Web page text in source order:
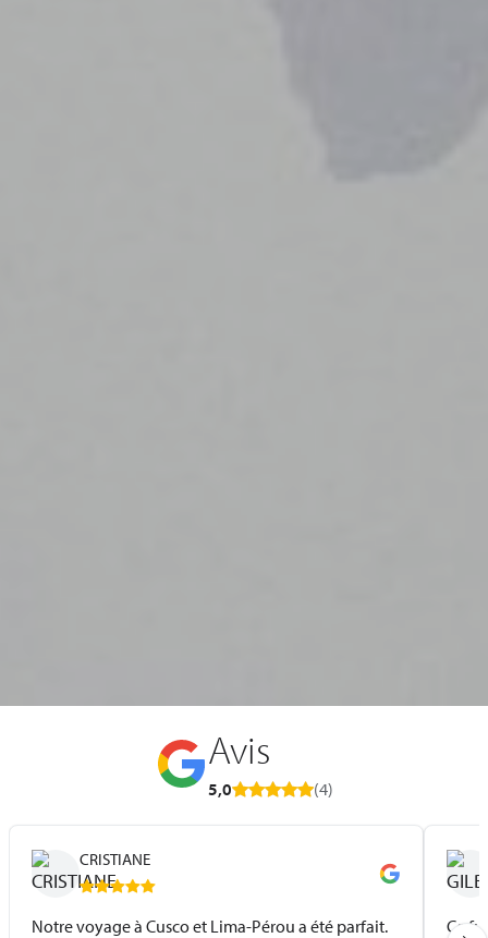
Avis
5,0 (4)
CRISTIANE
Notre voyage à Cusco et Lima-Pérou a été parfait.
Ce